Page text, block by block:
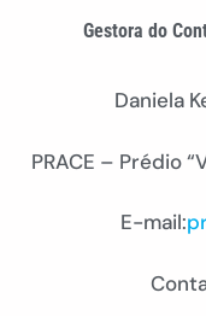
Gestora do
Daniela
PRACE – Prédio
E-mail: